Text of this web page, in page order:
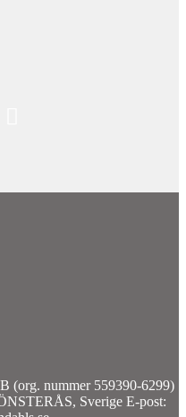
(org. nummer 559390-6299)
Sverige E-post: